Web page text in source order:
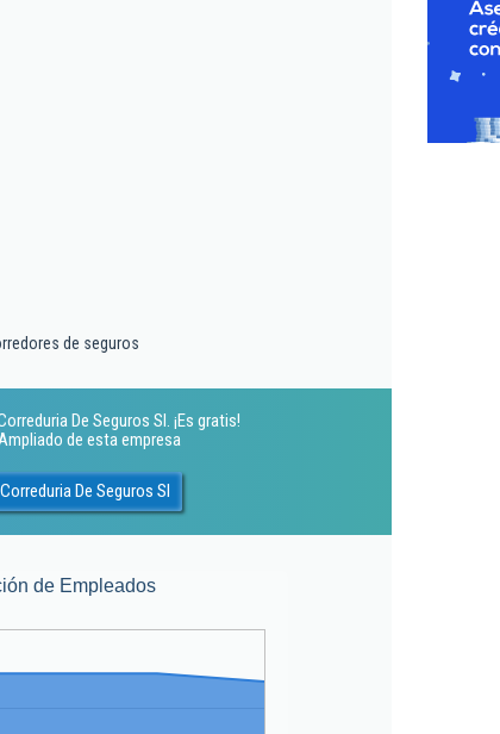
de seguros
De Seguros Sl. ¡Es gratis!
de esta empresa
De Seguros Sl
de Empleados